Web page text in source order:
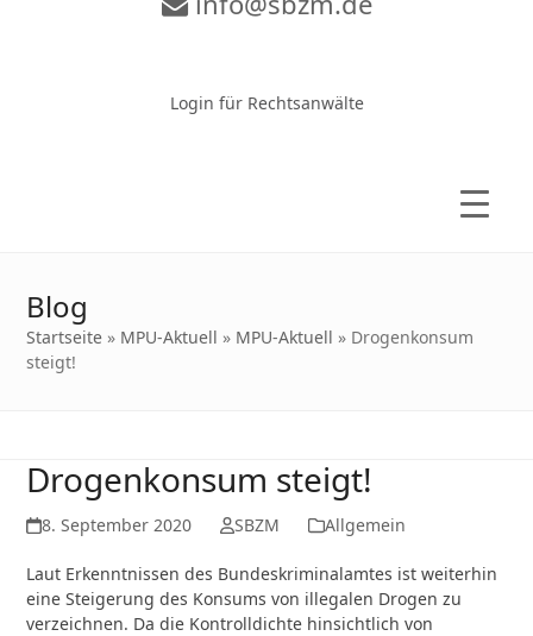
Login für Rechtsanwälte
Blog
Startseite » MPU-Aktuell » MPU-Aktuell » Drogenkonsum
steigt!
Drogenkonsum steigt!
8. September 2020 SBZM Allgemein
Laut Erkenntnissen des Bundeskriminalamtes ist weiterhin
eine Steigerung des Konsums von illegalen Drogen zu
verzeichnen. Da die Kontrolldichte hinsichtlich von